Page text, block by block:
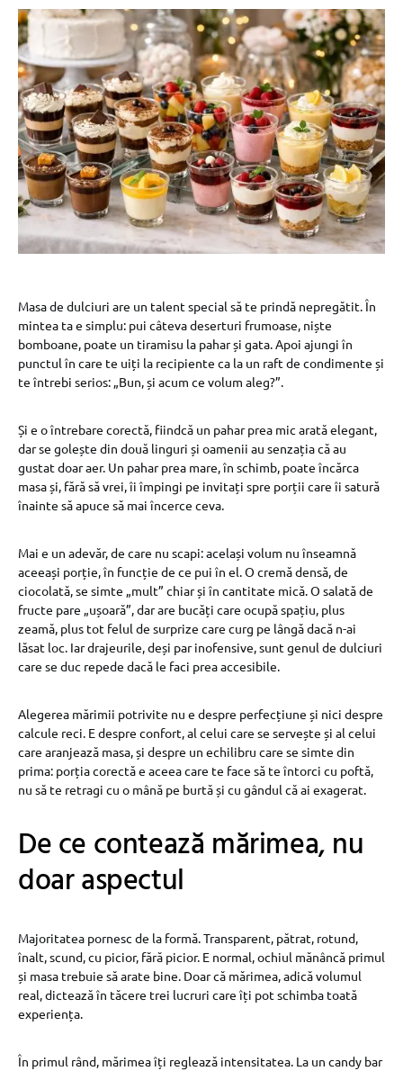
Masa de dulciuri are un talent special să te prindă nepregătit. În
mintea ta e simplu: pui câteva deserturi frumoase, niște
bomboane, poate un tiramisu la pahar și gata. Apoi ajungi în
punctul în care te uiți la recipiente ca la un raft de condimente și
te întrebi serios: „Bun, și acum ce volum aleg?”.
Și e o întrebare corectă, fiindcă un pahar prea mic arată elegant,
dar se golește din două linguri și oamenii au senzația că au
gustat doar aer. Un pahar prea mare, în schimb, poate încărca
masa și, fără să vrei, îi împingi pe invitați spre porții care îi satură
înainte să apuce să mai încerce ceva.
Mai e un adevăr, de care nu scapi: același volum nu înseamnă
aceeași porție, în funcție de ce pui în el. O cremă densă, de
ciocolată, se simte „mult” chiar și în cantitate mică. O salată de
fructe pare „ușoară”, dar are bucăți care ocupă spațiu, plus
zeamă, plus tot felul de surprize care curg pe lângă dacă n-ai
lăsat loc. Iar drajeurile, deși par inofensive, sunt genul de dulciuri
care se duc repede dacă le faci prea accesibile.
Alegerea mărimii potrivite nu e despre perfecțiune și nici despre
calcule reci. E despre confort, al celui care se servește și al celui
care aranjează masa, și despre un echilibru care se simte din
prima: porția corectă e aceea care te face să te întorci cu poftă,
nu să te retragi cu o mână pe burtă și cu gândul că ai exagerat.
De ce contează mărimea, nu
doar aspectul
Majoritatea pornesc de la formă. Transparent, pătrat, rotund,
înalt, scund, cu picior, fără picior. E normal, ochiul mănâncă primul
și masa trebuie să arate bine. Doar că mărimea, adică volumul
real, dictează în tăcere trei lucruri care îți pot schimba toată
experiența.
În primul rând, mărimea îți reglează intensitatea. La un candy bar